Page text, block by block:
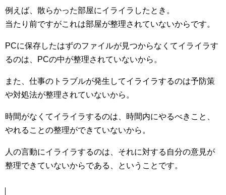
例えば、散らかった部屋にイライラしたとき。
当たり前ですがこれは部屋が整理されていないからです。
PCに保存したはずのファイルが見つからなくてイライラす
るのは、PCの中が整理されていないから。
また、仕事のトラブルが発生してイライラするのは予防策
や対処法が整理されていないから。
時間がなくてイライラするのは、時間内にやるべきこと、
やれることの整理ができていないから。
人の言動にイライラするのは、それに対する自分の意見が
整理できていないからである、ということです。